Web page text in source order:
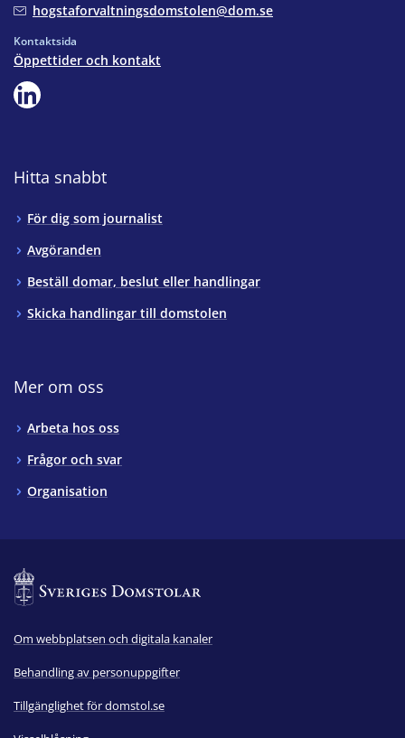
hogstaforvaltningsdomstolen@dom.se
Kontaktsida
Öppettider och kontakt
Hitta snabbt
För dig som journalist
Avgöranden
Beställ domar, beslut eller handlingar
Skicka handlingar till domstolen
Mer om oss
Arbeta hos oss
Frågor och svar
Organisation
Om webbplatsen och digitala kanaler
Behandling av personuppgifter
Tillgänglighet för domstol.se